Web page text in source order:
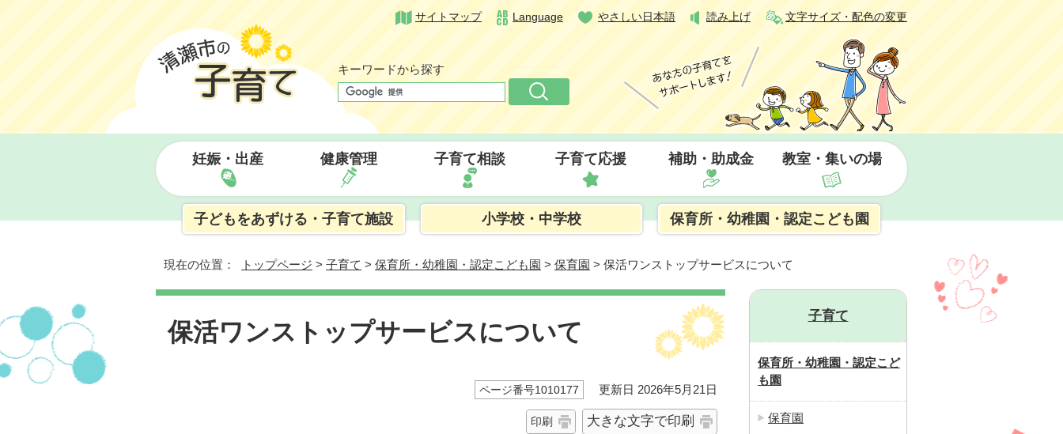
サイトマップ Language やさしい日本語 読み上げ 文字サイズ・配色の変更
キーワードから探す
妊娠・出産 健康管理 子育て相談 子育て応援 補助・助成金 教室・集いの場
子どもをあずける・子育て施設 小学校・中学校 保育所・幼稚園・認定こども園
現在の位置： トップページ > 子育て > 保育所・幼稚園・認定こども園 > 保育園 > 保活ワンストップサービスについて
保活ワンストップサービスについて
ページ番号1010177 更新日 2026年5月21日
印刷 大きな文字で印刷
子育て
保育所・幼稚園・認定こど
も園
保育園